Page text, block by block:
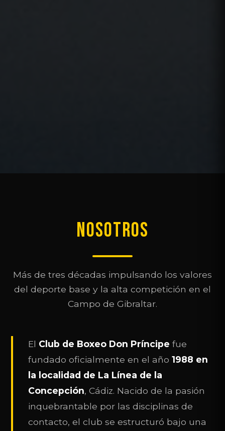
NOSOTROS
Más de tres décadas impulsando los valores
del deporte base y la alta competición en el
Campo de Gibraltar.
El Club de Boxeo Don Príncipe fue
fundado oficialmente en el año1988 en
la localidad de La Línea de la
Concepción, Cádiz. Nacido de la pasión
inquebrantable por las disciplinas de
contacto, el club se estructuró bajo una